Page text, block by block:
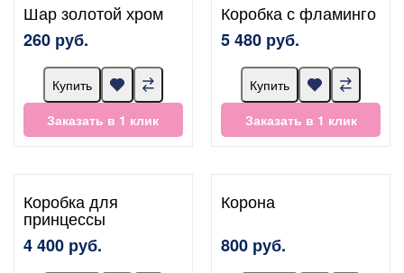
Шар золотой хром
260 руб.
Купить
Заказать в 1 клик
Коробка с фламинго
5 480 руб.
Купить
Заказать в 1 клик
Коробка для
принцессы
4 400 руб.
Корона
800 руб.